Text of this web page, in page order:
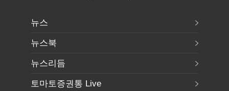
뉴스
뉴스북
뉴스리듬
토마토증권통 Live